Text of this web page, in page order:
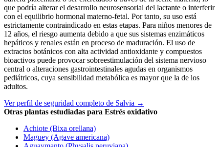
que podría alterar el desarrollo neurosensorial del lactante o interferir
con el equilibrio hormonal materno-fetal. Por tanto, su uso está
estrictamente contraindicado en estas etapas. Para niños menores de
12 años, el riesgo aumenta debido a que sus sistemas enzimáticos
hepáticos y renales están en proceso de maduración. El uso de
extractos botánicos con alta actividad antioxidante y compuestos
bioactivos puede provocar sobreestimulación del sistema nervioso
central o alteraciones gastrointestinales agudas en organismos
pediátricos, cuya sensibilidad metabólica es mayor que la de los
adultos.
Ver perfil de seguridad completo de Salvia →
Otras plantas estudiadas para Estrés oxidativo
Achiote (Bixa orellana)
Maguey (Agave americana)